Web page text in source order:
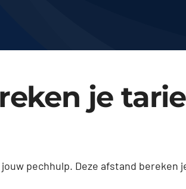
je
pechhulp. Deze afstand bereken